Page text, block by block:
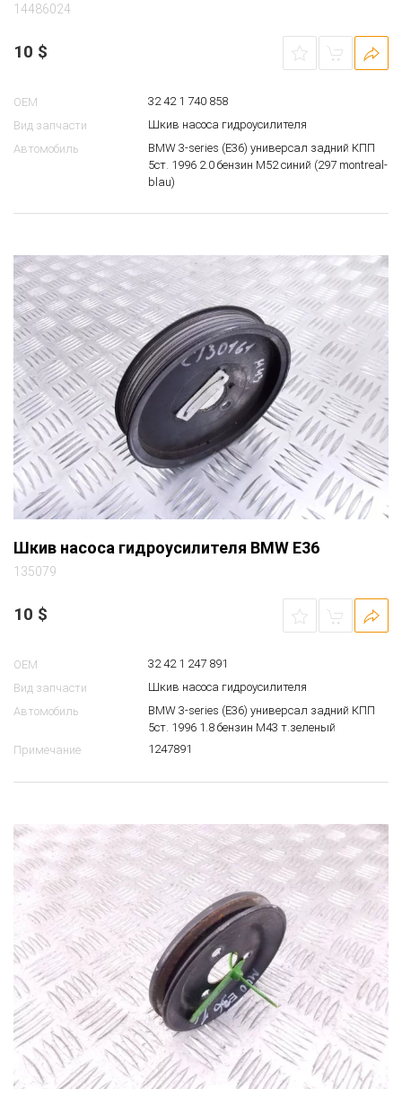
14486024
10 $
OEM
32 42 1 740 858
Вид запчасти
Шкив насоса гидроусилителя
Автомобиль
BMW 3-series (E36) универсал задний КПП
5ст. 1996 2.0 бензин M52 синий (297 montreal-
blau)
Шкив насоса гидроусилителя BMW E36
135079
10 $
OEM
32 42 1 247 891
Вид запчасти
Шкив насоса гидроусилителя
Автомобиль
BMW 3-series (E36) универсал задний КПП
5ст. 1996 1.8 бензин M43 т.зеленый
Примечание
1247891